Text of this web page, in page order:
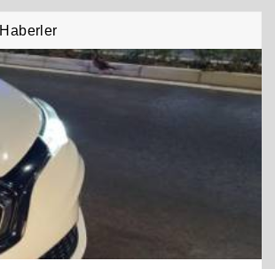
Haberler